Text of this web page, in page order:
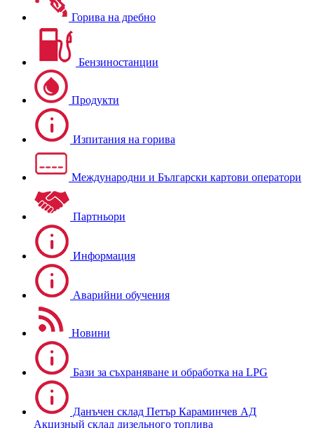
Горива на дребно
Бензиностанции
Продукти
Изпитания на горива
Международни и Български картови оператори
Партньори
Информация
Аварийни обучения
Новини
Бази за съхраняване и обработка на LPG
Данъчен склад Петър Караминчев АД
Акцизный склад дизельного топлива